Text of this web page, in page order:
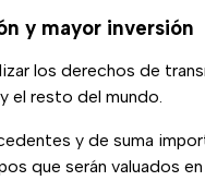
y mayor inversión
los derechos de
el resto del mundo.
y de suma
que serán valuados